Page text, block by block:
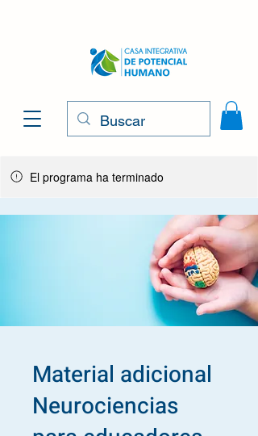
El programa ha terminado
Material adicional
Neurociencias